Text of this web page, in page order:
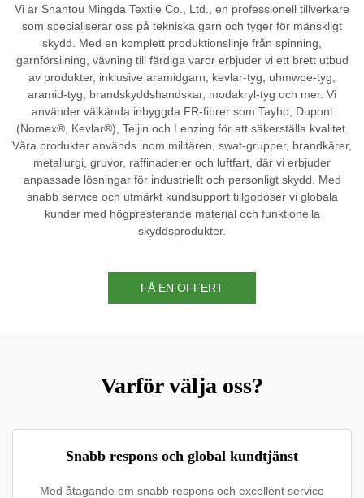
Vi är Shantou Mingda Textile Co., Ltd., en professionell tillverkare
som specialiserar oss på tekniska garn och tyger för mänskligt
skydd. Med en komplett produktionslinje från spinning,
garnförsilning, vävning till färdiga varor erbjuder vi ett brett utbud
av produkter, inklusive aramidgarn, kevlar-tyg, uhmwpe-tyg,
aramid-tyg, brandskyddshandskar, modakryl-tyg och mer. Vi
använder välkända inbyggda FR-fibrer som Tayho, Dupont
(Nomex®, Kevlar®), Teijin och Lenzing för att säkerställa kvalitet.
Våra produkter används inom militären, swat-grupper, brandkårer,
metallurgi, gruvor, raffinaderier och luftfart, där vi erbjuder
anpassade lösningar för industriellt och personligt skydd. Med
snabb service och utmärkt kundsupport tillgodoser vi globala
kunder med högpresterande material och funktionella
skyddsprodukter.
FÅ EN OFFERT
Varför välja oss?
Snabb respons och global kundtjänst
Med åtagande om snabb respons och excellent service